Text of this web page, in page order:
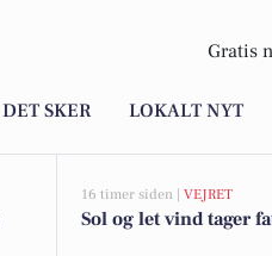
Gratis
DET SKER LOKALT NYT
16 timer siden | VEJRET
Sol og let vind tager